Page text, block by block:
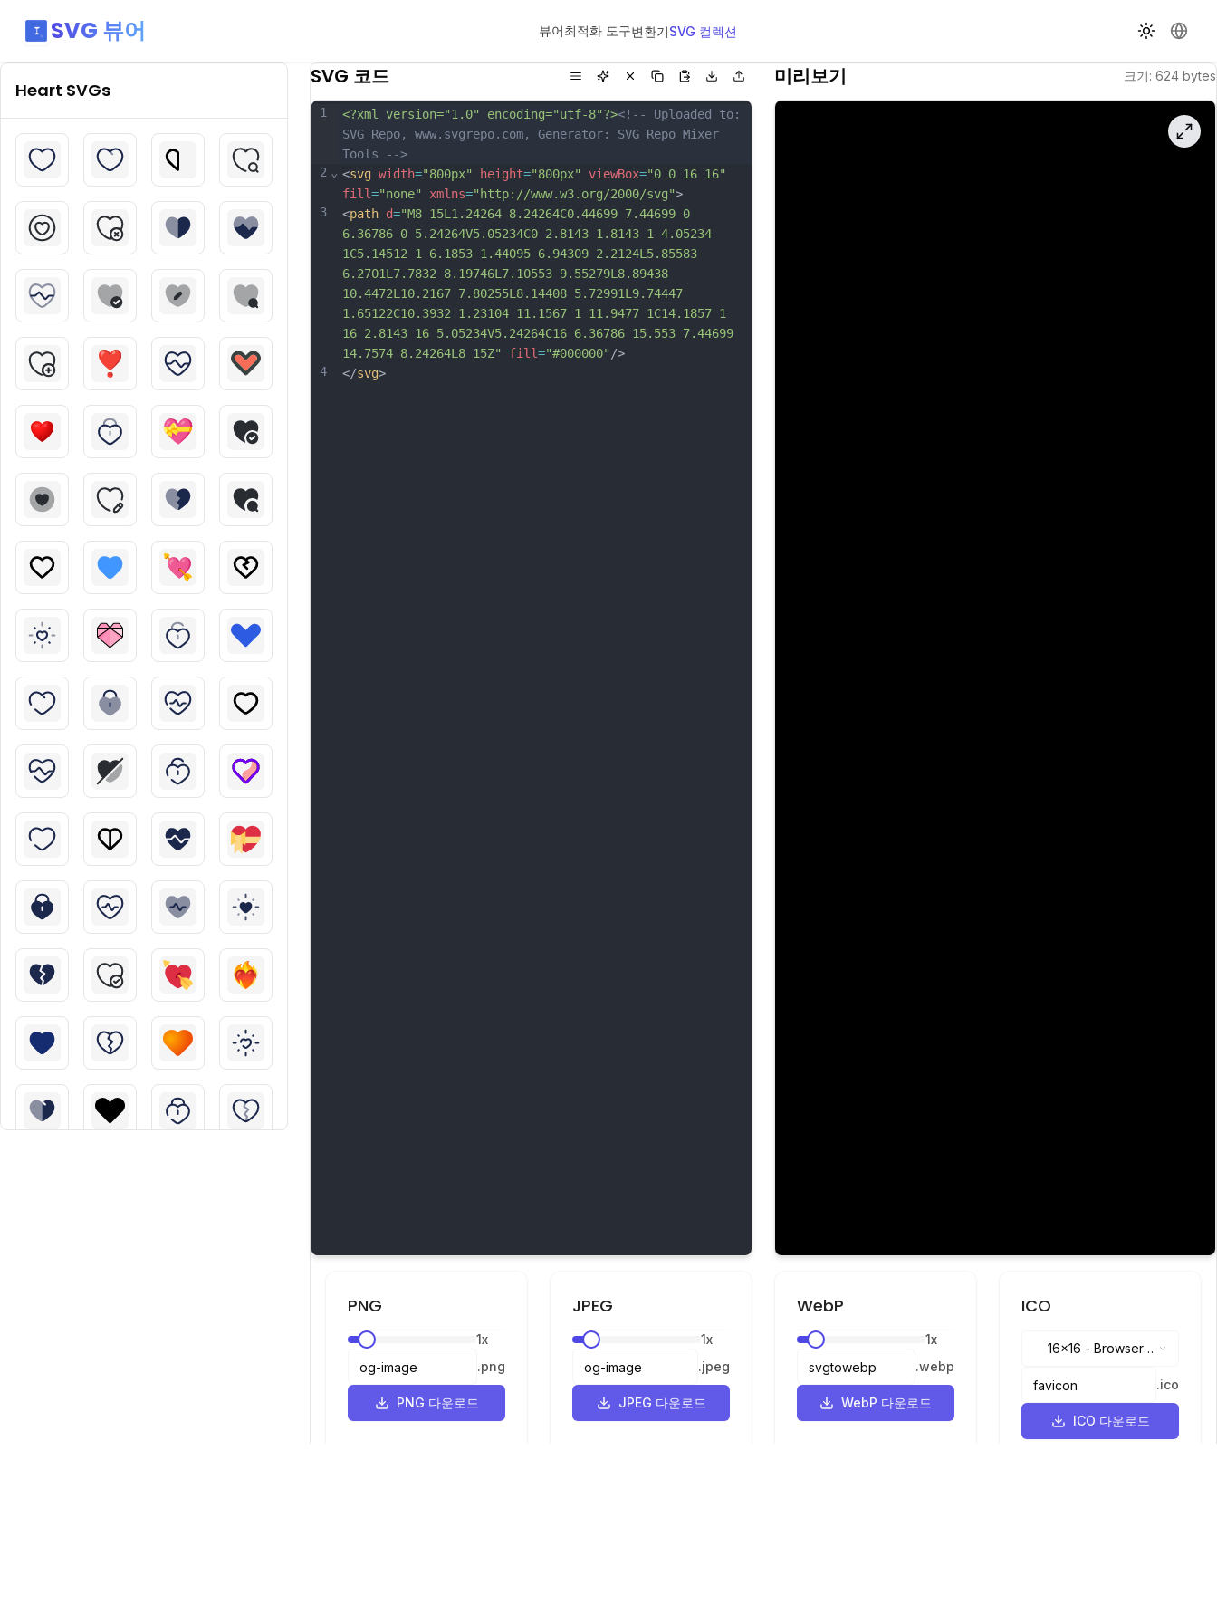
SVG 뷰어 뷰어최적화 도구변환기SVG 컬렉션 테마 전환언어
Heart SVGs
SVG 코드
1
2
3
4
⌄
<?xml version="1.0" encoding="utf-8"?><!-- Uploaded to:
SVG Repo, www.svgrepo.com, Generator: SVG Repo Mixer
Tools -->
<svg width="800px" height="800px" viewBox="0 0 16 16"
fill="none" xmlns="http://www.w3.org/2000/svg">
<path d="M8 15L1.24264 8.24264C0.44699 7.44699 0
6.36786 0 5.24264V5.05234C0 2.8143 1.8143 1 4.05234
1C5.14512 1 6.1853 1.44095 6.94309 2.2124L5.85583
6.2701L7.7832 8.19746L7.10553 9.55279L8.89438
10.4472L10.2167 7.80255L8.14408 5.72991L9.74447
1.65122C10.3932 1.23104 11.1567 1 11.9477 1C14.1857 1
16 2.8143 16 5.05234V5.24264C16 6.36786 15.553 7.44699
14.7574 8.24264L8 15Z"
fill="#000000" />
</svg>
미리보기 크기: 624 bytes
PNG
1x
.png
PNG 다운로드
JPEG
1x
.jpeg
JPEG 다운로드
WebP
1x
.webp
WebP 다운로드
ICO
16x16 -Browser
.ico
ICO 다운로드